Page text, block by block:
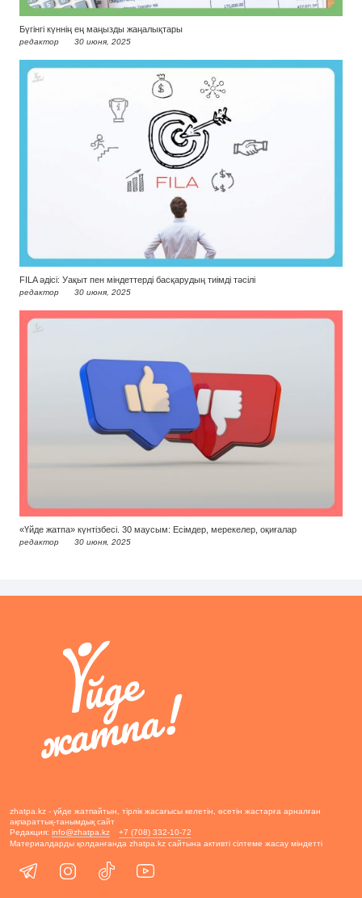
Бүгінгі күннің ең маңызды жаңалықтары
редактор 30 июня, 2025
FILA әдісі: Уақыт пен міндеттерді басқарудың тиімді тәсілі
редактор 30 июня, 2025
«Үйде жатпа» күнтізбесі. 30 маусым: Есімдер, мерекелер, оқиғалар
редактор 30 июня, 2025
zhatpa.kz - үйде жатпайтын, тірлік жасағысы келетін, өсетін жастарға арналған
ақпараттық-танымдық сайт
Редакция: info@zhatpa.kz
+7 (708) 332-10-72
Материалдарды қолданғанда zhatpa.kz сайтына активті сілтеме жасау міндетті